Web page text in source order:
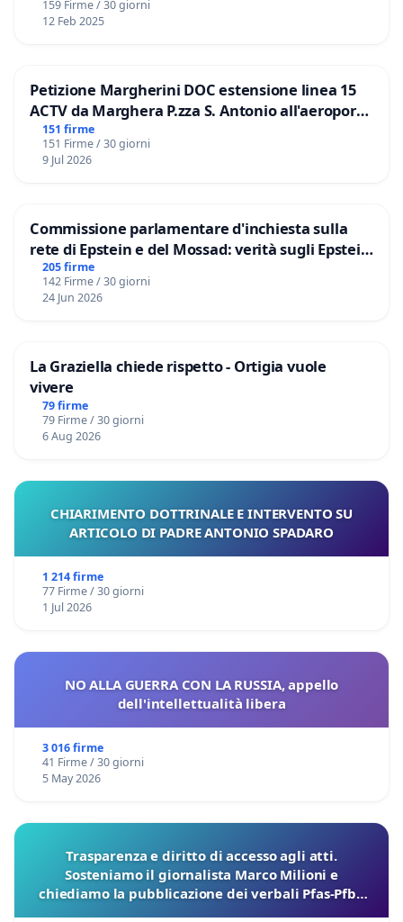
159 Firme / 30 giorni
12 Feb 2025
Petizione Margherini DOC estensione linea 15
ACTV da Marghera P.zza S. Antonio all'aeroporto
Marco Polo tariffa a € 1,50
151 firme
151 Firme / 30 giorni
9 Jul 2026
Commissione parlamentare d'inchiesta sulla
rete di Epstein e del Mossad: verità sugli Epstein
Files
205 firme
142 Firme / 30 giorni
24 Jun 2026
La Graziella chiede rispetto - Ortigia vuole
vivere
79 firme
79 Firme / 30 giorni
6 Aug 2026
CHIARIMENTO DOTTRINALE E INTERVENTO SU
ARTICOLO DI PADRE ANTONIO SPADARO
1 214 firme
77 Firme / 30 giorni
1 Jul 2026
NO ALLA GUERRA CON LA RUSSIA, appello
dell'intellettualità libera
3 016 firme
41 Firme / 30 giorni
5 May 2026
Trasparenza e diritto di accesso agli atti.
Sosteniamo il giornalista Marco Milioni e
chiediamo la pubblicazione dei verbali Pfas-Pfba